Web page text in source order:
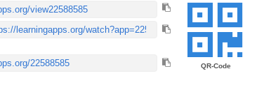
QR-Code